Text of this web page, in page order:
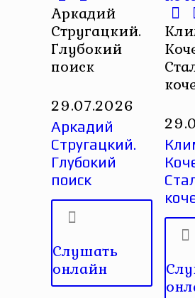
Аркадий
Стругацкий.
Глубокий
поиск
29.07.2026
Аркадий
Стругацкий.
Глубокий
поиск
Слушать
онлайн